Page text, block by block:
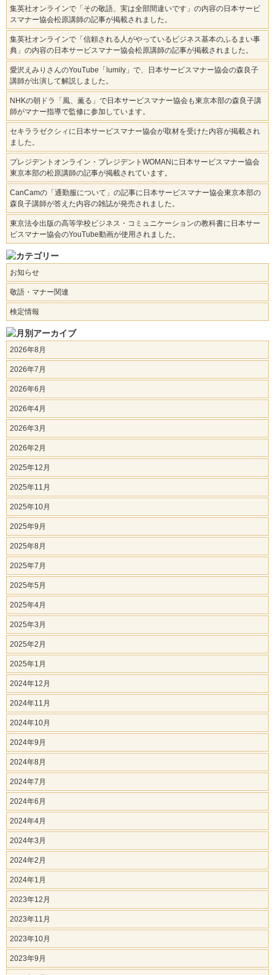
集英社オンラインで「その敬語、実は全部間違いです」の内容の日本サービ
スマナー協会松原講師の記事が掲載されました。
集英社オンラインで「信頼される人がやっているビジネス基本のふるまい事
典」の内容の日本サービスマナー協会松原講師の記事が掲載されました。
愛沢えみりさんのYouTube「lumily」で、日本サービスマナー協会の森良子
講師が出演して解説しました。
NHKの朝ドラ「風、薫る」で日本サービスマナー協会も東京本部の森良子講
師がマナー指導で監修に参加しています。
セキララゼクシィに日本サービスマナー協会が取材を受けた内容が掲載され
ました。
プレジデントオンライン・プレジデントWOMANに日本サービスマナー協会
東京本部の松原講師の記事が掲載されています。
CanCamの「通勤服について」の記事に日本サービスマナー協会東京本部の
森良子講師が答えた内容の雑誌が発売されました。
東京法令出版の高等学校ビジネス・コミュニケーションの教科書に日本サー
ビスマナー協会のYouTube動画が使用されました。
お知らせ
敬語・マナー関連
検定情報
2026年8月
2026年7月
2026年6月
2026年4月
2026年3月
2026年2月
2025年12月
2025年11月
2025年10月
2025年9月
2025年8月
2025年7月
2025年5月
2025年4月
2025年3月
2025年2月
2025年1月
2024年12月
2024年11月
2024年10月
2024年9月
2024年8月
2024年7月
2024年6月
2024年4月
2024年3月
2024年2月
2024年1月
2023年12月
2023年11月
2023年10月
2023年9月